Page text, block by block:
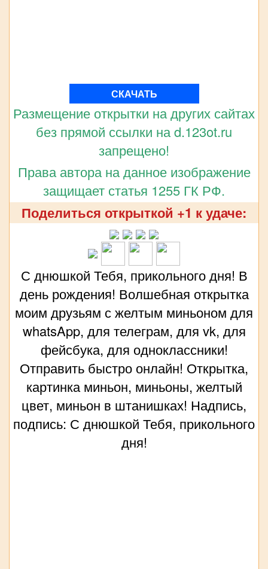
СКАЧАТЬ
Размещение открытки на других сайтах
без прямой ссылки на d.123ot.ru
запрещено!
Права автора на данное изображение
защищает статья 1255 ГК РФ.
Поделиться открыткой +1 к удаче:
С днюшкой Тебя, прикольного дня! В
день рождения! Волшебная открытка
моим друзьям с желтым миньоном для
whatsApp, для телеграм, для vk, для
фейсбука, для одноклассники!
Отправить быстро онлайн! Открытка,
картинка миньон, миньоны, желтый
цвет, миньон в штанишках! Надпись,
подпись: С днюшкой Тебя, прикольного
дня!